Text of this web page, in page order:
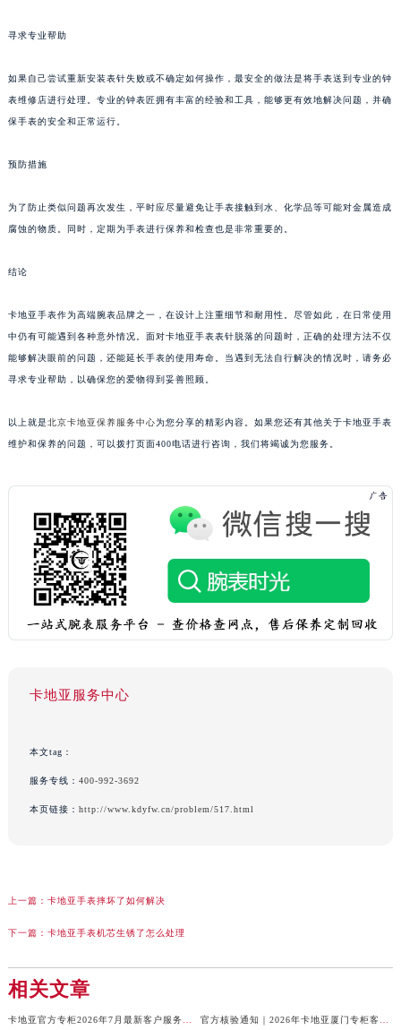
寻求专业帮助
如果自己尝试重新安装表针失败或不确定如何操作，最安全的做法是将手表送到专业的钟
表维修店进行处理。专业的钟表匠拥有丰富的经验和工具，能够更有效地解决问题，并确
保手表的安全和正常运行。
预防措施
为了防止类似问题再次发生，平时应尽量避免让手表接触到水、化学品等可能对金属造成
腐蚀的物质。同时，定期为手表进行保养和检查也是非常重要的。
结论
卡地亚手表作为高端腕表品牌之一，在设计上注重细节和耐用性。尽管如此，在日常使用
中仍有可能遇到各种意外情况。面对卡地亚手表表针脱落的问题时，正确的处理方法不仅
能够解决眼前的问题，还能延长手表的使用寿命。当遇到无法自行解决的情况时，请务必
寻求专业帮助，以确保您的爱物得到妥善照顾。
以上就是北京卡地亚保养服务中心为您分享的精彩内容。如果您还有其他关于卡地亚手表
维护和保养的问题，可以拨打页面400电话进行咨询，我们将竭诚为您服务。
卡地亚服务中心
本文tag：
服务专线： 400-992-3692
本页链接： http://www.kdyfw.cn/problem/517.html
上一篇： 卡地亚手表摔坏了如何解决
下一篇： 卡地亚手表机芯生锈了怎么处理
相关文章